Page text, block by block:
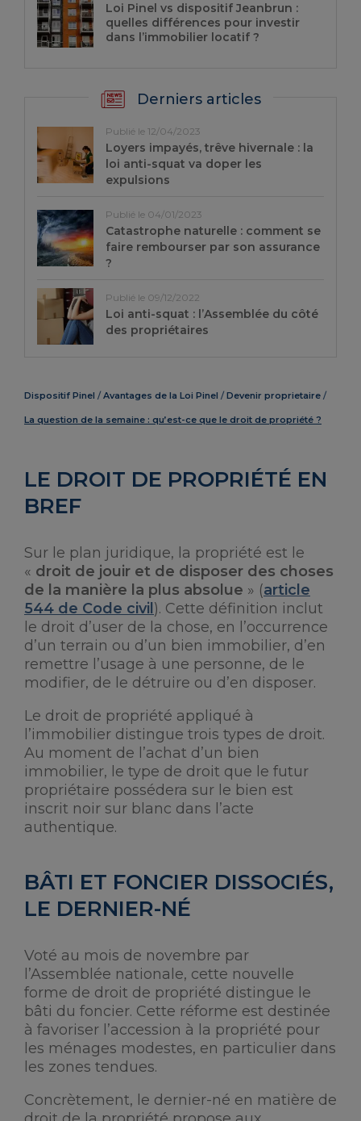
Dispositif Pinel Avantages de la Loi Pinel Devenir proprietaire
La question de la semaine : qu’est-ce que le droit de propriété ?
LE DROIT DE PROPRIÉTÉ EN
BREF
Sur le plan juridique, la propriété est le
« droit de jouir et de disposer des choses
de la manière la plus absolue » (article
544 de Code civil ). Cette définition inclut
le droit d’user de la chose, en l’occurrence
d’un terrain ou d’un bien immobilier, d’en
remettre l’usage à une personne, de le
modifier, de le détruire ou d’en disposer.
Le droit de propriété appliqué à
l’immobilier distingue trois types de droit.
Au moment de l’achat d’un bien
immobilier, le type de droit que le futur
propriétaire possédera sur le bien est
inscrit noir sur blanc dans l’acte
authentique.
BÂTI ET FONCIER DISSOCIÉS,
LE DERNIER-NÉ
Voté au mois de novembre par
l’Assemblée nationale, cette nouvelle
forme de droit de propriété distingue le
bâti du foncier. Cette réforme est destinée
à favoriser l’accession à la propriété pour
les ménages modestes, en particulier dans
les zones tendues.
Concrètement, le dernier-né en matière de
Loi Pinel vs dispositif Jeanbrun :
quelles différences pour investir
dans l’immobilier locatif ?
Derniers articles
Publié le 12/04/2023
Loyers impayés, trêve hivernale : la
loi anti-squat va doper les
expulsions
Publié le 04/01/2023
Catastrophe naturelle : comment se
faire rembourser par son assurance
?
Publié le 09/12/2022
Loi anti-squat : l’Assemblée du côté
des propriétaires